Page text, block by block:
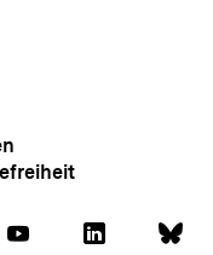
Folgen Folgen